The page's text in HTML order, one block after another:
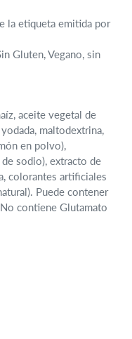
la etiqueta emitida por
Gluten, Vegano, sin
aceite vegetal de
maltodextrina,
en polvo),
sodio), extracto de
colorantes artificiales
Puede contener
contiene Glutamato